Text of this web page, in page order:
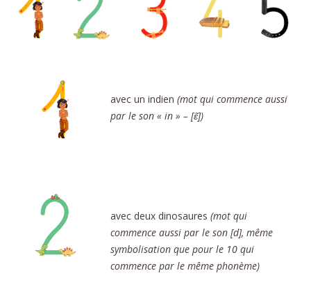
avec un indien (mot qui commence aussi
par le son « in » – [ɛ̃])
avec deux dinosaures (mot qui
commence aussi par le son [d], même
symbolisation que pour le 10 qui
commence par le même phonème)